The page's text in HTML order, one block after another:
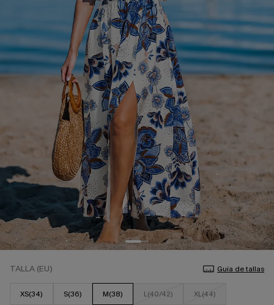
TALLA (EU) Guía de tallas
XS(34) S(36) M(38) L(40/42) XL(44)